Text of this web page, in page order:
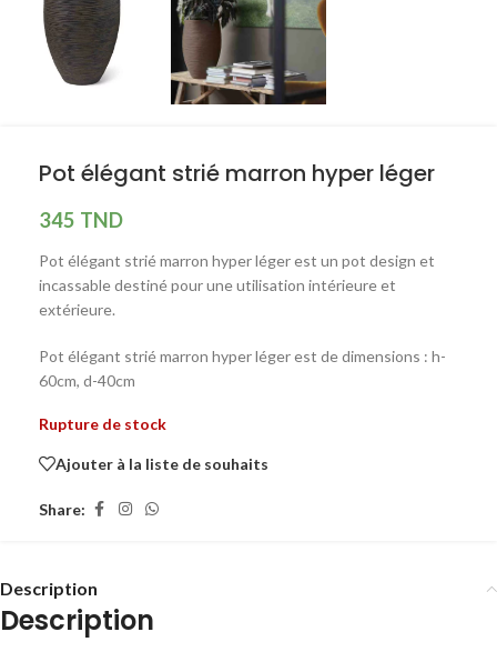
Pot élégant strié marron hyper léger
345 TND
Pot élégant strié marron hyper léger est un pot design et
incassable destiné pour une utilisation intérieure et
extérieure.
Pot élégant strié marron hyper léger est de dimensions : h-
60cm, d-40cm
Rupture de stock
Ajouter à la liste de souhaits
Share:
Description
Description